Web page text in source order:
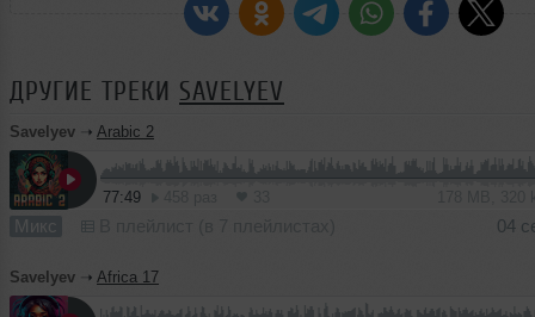
ДРУГИЕ ТРЕКИ SAVELYEV
Savelyev ➝ Arabic 2
77:49
Микс 04
Savelyev ➝ Africa 17